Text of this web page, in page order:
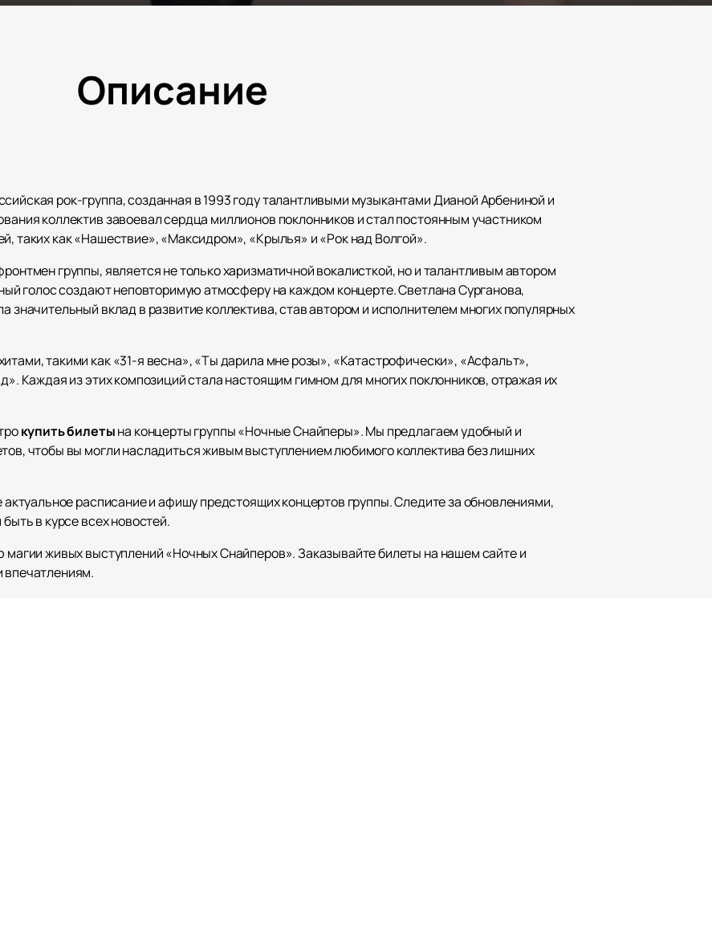
Описание
рок-группа, созданная в 1993 году талантливыми музыкантами Дианой Арбениной и
коллектив завоевал сердца миллионов поклонников и стал постоянным участником
таких как «Нашествие», «Максидром», «Крылья» и «Рок над Волгой».
группы, является не только харизматичной вокалисткой, но и талантливым автором
голос создают неповторимую атмосферу на каждом концерте. Светлана Сурганова,
значительный вклад в развитие коллектива, став автором и исполнителем многих популярных
такими как «31-я весна», «Ты дарила мне розы», «Катастрофически», «Асфальт»,
Каждая из этих композиций стала настоящим гимном для многих поклонников, отражая их
купить билетына концерты группы «Ночные Снайперы». Мы предлагаем удобный и
чтобы вы могли насладиться живым выступлением любимого коллектива без лишних
расписание и афишу предстоящих концертов группы. Следите за обновлениями,
в курсе всех новостей.
магии живых выступлений «Ночных Снайперов». Заказывайте билеты на нашем сайте и
впечатлениям.